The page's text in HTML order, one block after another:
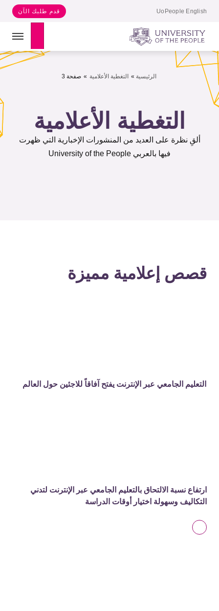
UoPeople English قدم طلبك الآن
Search
الرئيسية » التغطية الأعلامية » صفحة 3
التغطية الأعلامية
ألقِ نظرة على العديد من المنشورات الإخبارية التي ظهرت
فيها بالعربي University of the People
قصص إعلامية مميزة
التعليم الجامعي عبر الإنترنت يفتح آفاقاً للاجئين حول العالم
ارتفاع نسبة الالتحاق بالتعليم الجامعي عبر الإنترنت لتدني
التكاليف وسهولة اختيار أوقات الدراسة